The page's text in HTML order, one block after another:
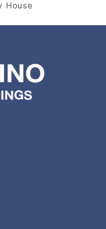
House